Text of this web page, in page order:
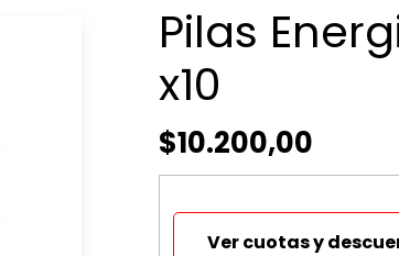
Pilas
x10
$10.200,00
Ver cuotas y